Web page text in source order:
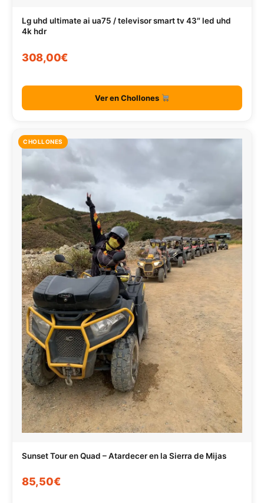
Lg uhd ultimate ai ua75 / televisor smart tv 43″ led uhd
4k hdr
308,00€
Ver en Chollones
CHOLLONES
Sunset Tour en Quad – Atardecer en la Sierra de Mijas
85,50€